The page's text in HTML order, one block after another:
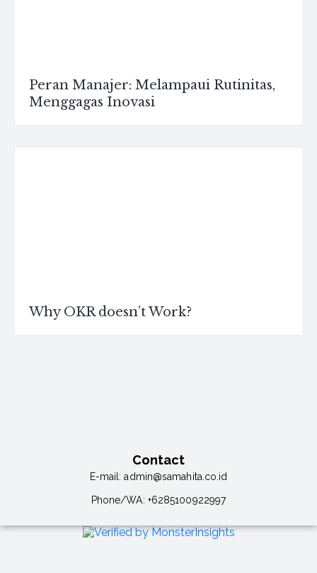
Peran Manajer: Melampaui Rutinitas,
Menggagas Inovasi
Why OKR doesn’t Work?
Contact
E-mail:admin@samahita.co.id
Phone/WA: +6285100922997